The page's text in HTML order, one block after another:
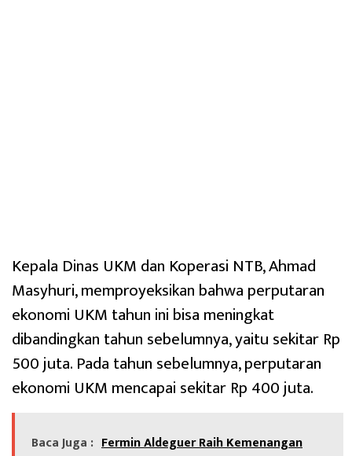
Kepala Dinas UKM dan Koperasi NTB, Ahmad
Masyhuri, memproyeksikan bahwa perputaran
ekonomi UKM tahun ini bisa meningkat
dibandingkan tahun sebelumnya, yaitu sekitar Rp
500 juta. Pada tahun sebelumnya, perputaran
ekonomi UKM mencapai sekitar Rp 400 juta.
Baca Juga : Fermin Aldeguer Raih Kemenangan